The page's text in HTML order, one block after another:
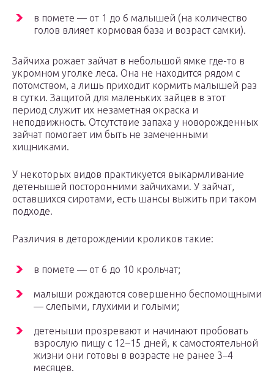
в помете — от 1 до 6 малышей (на количество
голов влияет кормовая база и возраст самки).
Зайчиха рожает зайчат в небольшой ямке где-то в
укромном уголке леса. Она не находится рядом с
потомством, а лишь приходит кормить малышей раз
в сутки. Защитой для маленьких зайцев в этот
период служит их незаметная окраска и
неподвижность. Отсутствие запаха у новорожденных
зайчат помогает им быть не замеченными
хищниками.
У некоторых видов практикуется выкармливание
детенышей посторонними зайчихами. У зайчат,
оставшихся сиротами, есть шансы выжить при таком
подходе.
Различия в деторождении кроликов такие:
в помете — от 6 до 10 крольчат;
малыши рождаются совершенно беспомощными
— слепыми, глухими и голыми;
детеныши прозревают и начинают пробовать
взрослую пищу с 12–15 дней, к самостоятельной
жизни они готовы в возрасте не ранее 3–4
месяцев.